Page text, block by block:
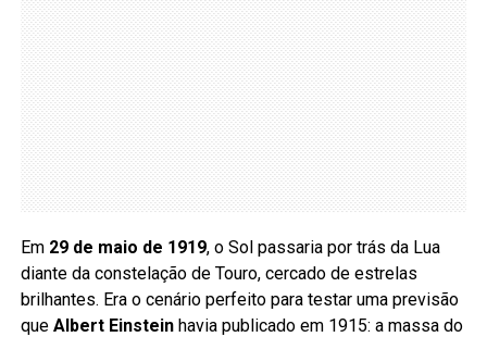
Em 29 de maio de 1919, o Sol passaria por trás da Lua
diante da constelação de Touro, cercado de estrelas
brilhantes. Era o cenário perfeito para testar uma previsão
que Albert Einsteinhavia publicado em 1915: a massa do